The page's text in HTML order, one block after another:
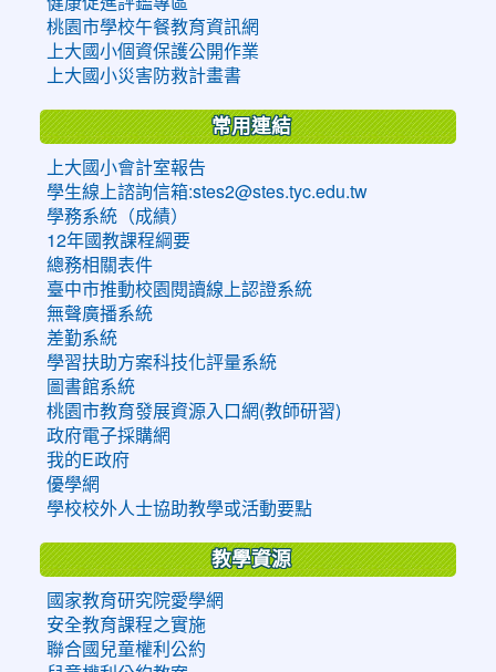
桃園市學校午餐教育資訊網
上大國小個資保護公開作業
上大國小災害防救計畫書
常用連結
上大國小會計室報告
學生線上諮詢信箱:stes2@stes.tyc.edu.tw
學務系統（成績）
12年國教課程綱要
總務相關表件
臺中市推動校園閱讀線上認證系統
無聲廣播系統
差勤系統
學習扶助方案科技化評量系統
圖書館系統
桃園市教育發展資源入口網(教師研習)
政府電子採購網
我的E政府
優學網
學校校外人士協助教學或活動要點
教學資源
國家教育研究院愛學網
安全教育課程之實施
聯合國兒童權利公約